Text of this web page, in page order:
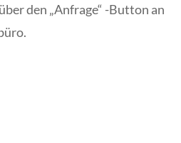
den „Anfrage“ -Button an